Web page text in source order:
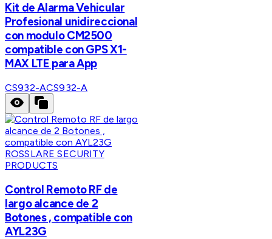
Kit de Alarma Vehicular
Profesional unidireccional
con modulo CM2500
compatible con GPS X1-
MAX LTE para App
CS932-ACS932-A
ROSSLARE SECURITY
PRODUCTS
Control Remoto RF de
largo alcance de 2
Botones , compatible con
AYL23G